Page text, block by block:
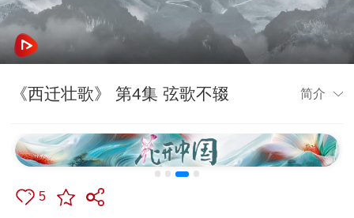
《西迁壮歌》 第4集 弦歌不辍 简介
5